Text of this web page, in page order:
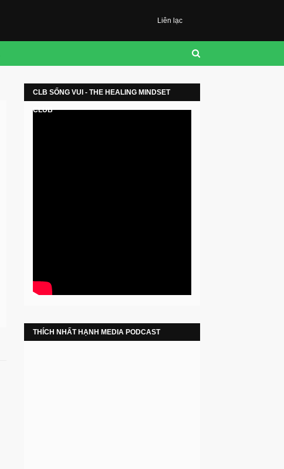
Liên lạc
CLB SỐNG VUI - THE HEALING MINDSET
CLUB
THÍCH NHẤT HẠNH MEDIA PODCAST